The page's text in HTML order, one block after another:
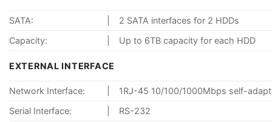
SATA:
2 SATA interfaces for 2 HDDs
Capacity:
Up to 6TB capacity for each HDD
EXTERNAL INTERFACE
Network Interface:
1RJ-45 10/100/1000Mbps self-
Serial Interface:
RS-232